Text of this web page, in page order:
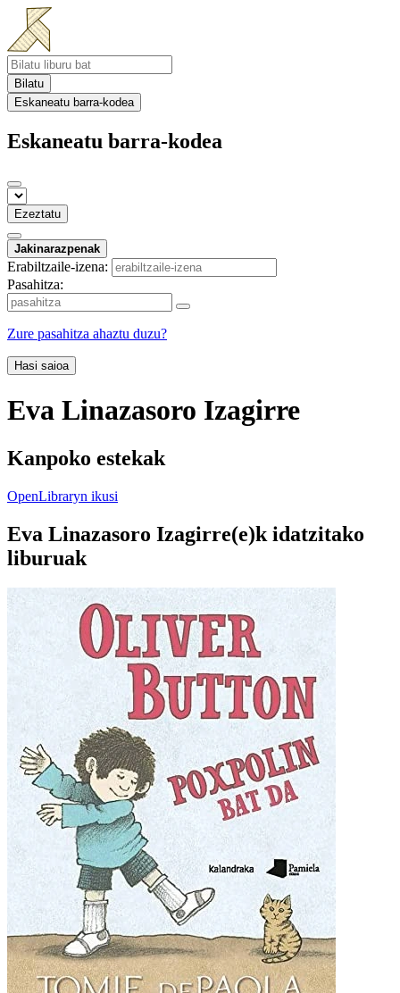
Bilatu
Eskaneatu barra-kodea
Eskaneatu barra-kodea
Ezeztatu
Jakinarazpenak
Erabiltzaile-izena:
Pasahitza:
Zure pasahitza ahaztu duzu?
Hasi saioa
Eva Linazasoro Izagirre
Kanpoko estekak
OpenLibraryn ikusi
Eva Linazasoro Izagirre(e)k idatzitako
liburuak